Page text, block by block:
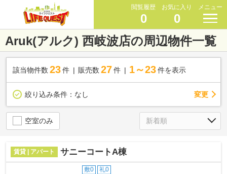
閲覧履歴
0
お気に入り
0
メニュー
Aruk(アルク) 西岐波店の周辺物件一覧
該当物件数 23件 販売数 27 件 1～23 件を表示
絞り込み条件： なし 変更
空室のみ
賃貸 | アパート サニーコートA棟
敷0 礼0